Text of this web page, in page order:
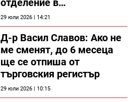
силистренската болница
29 юли 2026 | 14:21
Д-р Васил Славов: Ако не
ме сменят, до 6 месеца
ще се отпиша от
търговския регистър
29 юли 2026 | 10:15